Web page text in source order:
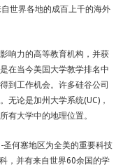
世界各地的成百上千的海外
响力的高等教育机构，并获
在当今美国大学教学排名中
到工作机会。许多硅谷公司
无论是加州大学系统(UC)，
有大学中的地理位置。
何塞地区为全美的重要科技
，并有来自世界60余国的学